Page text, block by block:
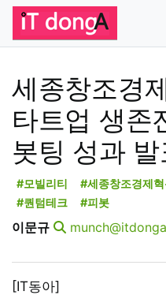
세종창조경
타트업 생존
봇팅 성과 발
#모빌리티 #세종창조경제
#퀀텀테크
#피봇
이문규
[IT동아]